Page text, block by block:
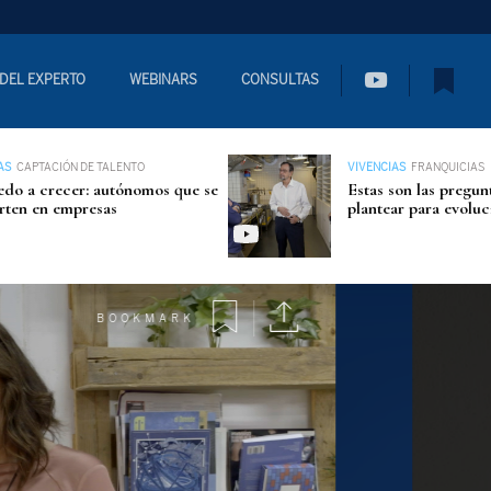
EXPERTO WEBINARS CONSULTAS
CAPTACIÓN DE TALENTO
a crecer: autónomos que se
en empresas
VIVENCIAS FRANQUICIAS
Estas son las
plantear para